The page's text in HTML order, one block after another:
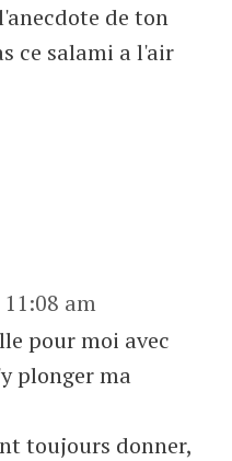
de ton
ce salami a l'air
am
pour moi avec
plonger ma
toujours donner,